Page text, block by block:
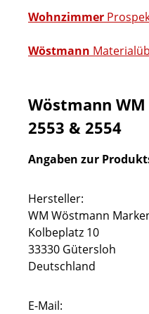
Wohnzimmer
Wöstmann
Wöstmann
2553 & 2554
Angaben zur
Hersteller:
WM Wöstmann
Kolbeplatz 10
33330 Gütersloh
Deutschland
E-Mail: